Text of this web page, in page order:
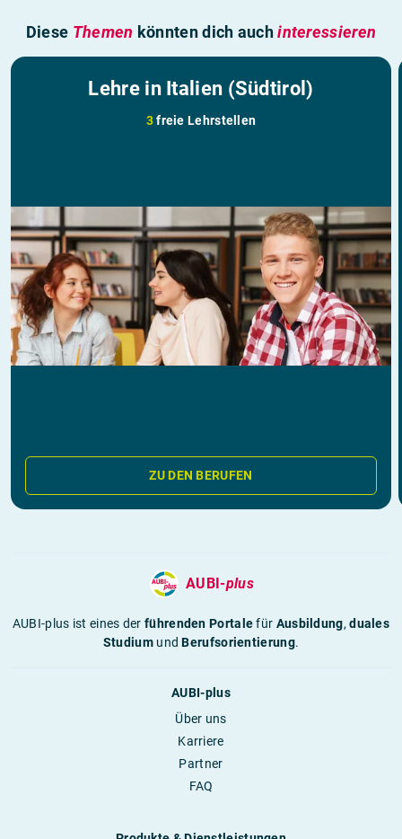
Diese Themen könnten dich auchinteressieren
Lehre in Italien (Südtirol)
3freie Lehrstellen
ZU DEN BERUFEN
AUBI-plus
AUBI-plus ist eines derführenden Portalefür Ausbildung,duales
StudiumundBerufsorientierung.
AUBI-plus
Über uns
Karriere
Partner
FAQ